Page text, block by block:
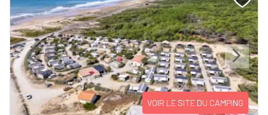
Previous Next
VOIR LE SITE DU CAMPING